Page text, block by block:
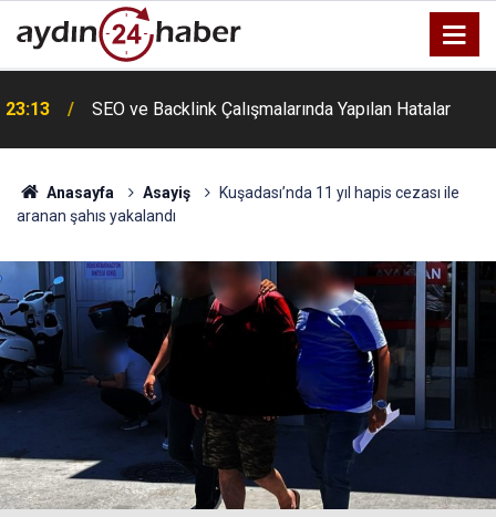
23:13 SEO ve Backlink Çalışmalarında Yapılan Hatalar
Anasayfa Asayiş
Kuşadası’nda 11 yıl hapis cezası ile
aranan şahıs yakalandı